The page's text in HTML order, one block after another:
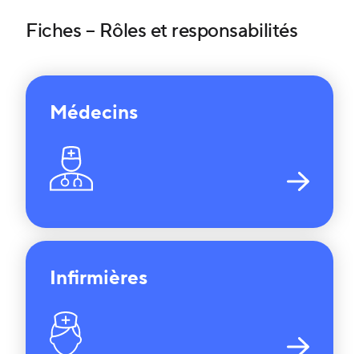
Fiches – Rôles et responsabilités
Médecins
Infirmières